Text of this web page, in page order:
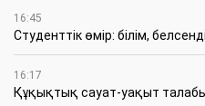
16:45
Студенттік өмір: білім,
16:17
Құқықтық сауат-уақыт